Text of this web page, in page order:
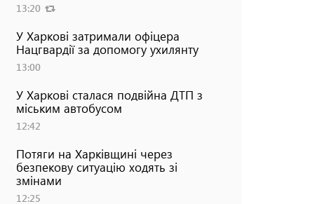
13:20
У Харкові затримали офіцера
Нацгвардії за допомогу ухилянту
13:00
У Харкові сталася подвійна ДТП з
міським автобусом
12:42
Потяги на Харківщині через
безпекову ситуацію ходять зі
змінами
12:25